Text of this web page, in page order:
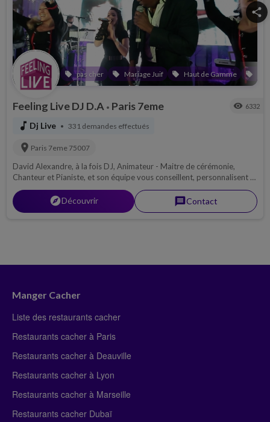
local_offer pas cher local_offer Mariage Juif local_offer Haut de Gamme local_offer
share
Feeling Live DJ D.A • Paris 7eme visibility 6332
music_note Dj Live • 331 demandes effectués
location_on Paris 7eme 75007
David Alexandre, à la fois DJ, Animateur - Maitre de cérémonie,
Chanteur et Pianiste, et son équipe vous conseillent, personnalisent et
réalisent tous vos événements avec une énergie et une passion hors
du commun.explorerDécouvrir messageContact
Manger Cacher
Liste des restaurants cacher
Restaurants cacher à Paris
Restaurants cacher à Deauville
Restaurants cacher à Lyon
Restaurants cacher à Marseille
Restaurants cacher Dubaï